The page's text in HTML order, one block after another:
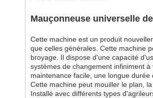
Mauçonneuse universelle
Cette machine est un produit
que celles générales. Cette machine
broyage. Il dispose d'une capacité
systèmes de changement infiniment
maintenance facile, une longue
Cette machine peut mouiller le plan,
Installé avec différents types